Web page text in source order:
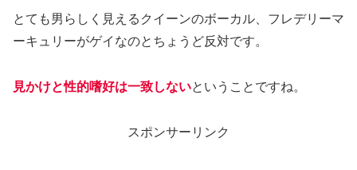
とても男らしく見えるクイーンのボーカル、フレデリーマ
ーキュリーがゲイなのとちょうど反対です。
見かけと性的嗜好は一致しないということですね。
スポンサーリンク